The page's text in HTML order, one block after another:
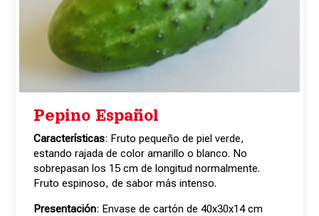
Pepino Español
Características: Fruto pequeño de piel verde,
estando rajada de color amarillo o blanco. No
sobrepasan los 15 cm de longitud normalmente.
Fruto espinoso, de sabor más intenso.
Presentación: Envase de cartón de 40x30x14 cm